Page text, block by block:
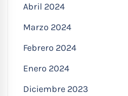
Abril 2024
Marzo 2024
Febrero 2024
Enero 2024
Diciembre 2023